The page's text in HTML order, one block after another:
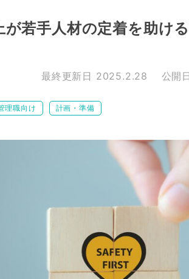
若手人材の定着を助け
最終更新日 2025.2.28 公開日
理職向け 計画・準備